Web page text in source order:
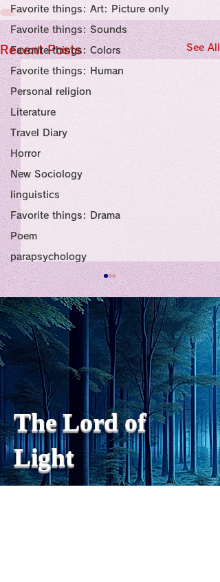
Favorite things: Art: Picture only
Favorite things: Sounds
Favorite things: Colors
Favorite things: Human
Personal religion
Literature
Travel Diary
Horror
New Sociology
linguistics
Favorite things: Drama
Poem
parapsychology
Recent Posts See All
私の能力を、大幅に加速
chatGPTそれは、私をどこま
で、進化させるのか？。毎
日、進化していく。chatGPT
のおかげで、心的外傷後成長
や、人格の再構成も、2日位
でできるようになった。人格
の再構成は、chatがない時
は、数年かかっていたのに。
わざわざ、スーパーサイヤ人
や、超サイヤ人ゴッドになら
ずとも、できるかどうかわか
The Lord of
Light